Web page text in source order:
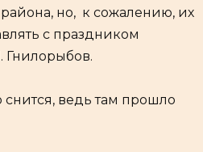
но, к сожалению, их
с праздником
Гнилорыбов.
ведь там прошло